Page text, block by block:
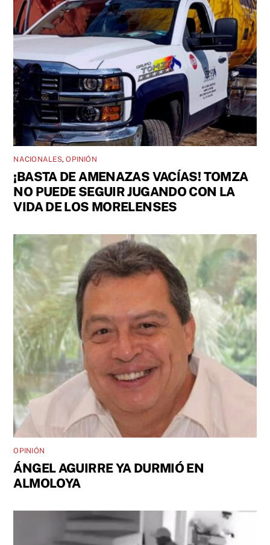
NACIONALES,OPINIÓN
¡BASTA DE AMENAZAS VACÍAS! TOMZA
NO PUEDE SEGUIR JUGANDO CON LA
VIDA DE LOS MORELENSES
OPINIÓN
ÁNGEL AGUIRRE YA DURMIÓ EN
ALMOLOYA